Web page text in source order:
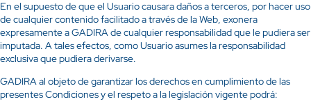
En el supuesto de que el Usuario causara daños a terceros, por hacer uso
de cualquier contenido facilitado a través de la Web, exonera
expresamente a GADIRA de cualquier responsabilidad que le pudiera ser
imputada. A tales efectos, como Usuario asumes la responsabilidad
exclusiva que pudiera derivarse.
GADIRA al objeto de garantizar los derechos en cumplimiento de las
presentes Condiciones y el respeto a la legislación vigente podrá: